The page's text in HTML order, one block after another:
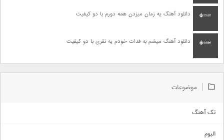
دانلود آهنگ یه زمان میزدن همه دورم با دو کیفیت
دانلود آهنگ میشم به فدات خودم یه نفری با دو کیفیت
موضوعات
تک آهنگ
البوم